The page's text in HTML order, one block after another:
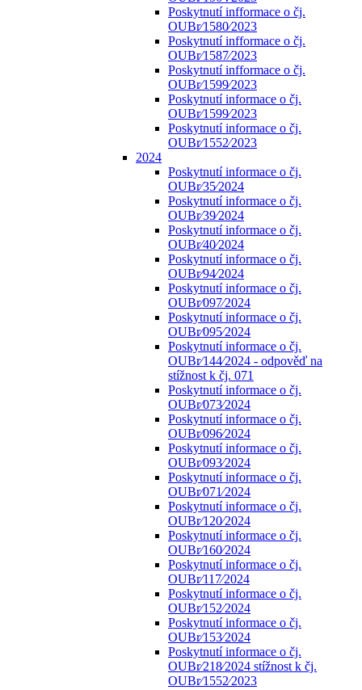
Poskytnutí infformace o čj.
OUBr⁄1580⁄2023
Poskytnutí infformace o čj.
OUBr⁄1587⁄2023
Poskytnutí infformace o čj.
OUBr⁄1599⁄2023
Poskytnutí informace o čj.
OUBr⁄1599⁄2023
Poskytnutí informace o čj.
OUBr⁄1552⁄2023
2024
Poskytnutí informace o čj.
OUBr⁄35⁄2024
Poskytnutí informace o čj.
OUBr⁄39⁄2024
Poskytnutí informace o čj.
OUBr⁄40⁄2024
Poskytnutí informace o čj.
OUBr⁄94⁄2024
Poskytnutí informace o čj.
OUBr⁄097⁄2024
Poskytnutí informace o čj.
OUBr⁄095⁄2024
Poskytnutí informace o čj.
OUBr⁄144⁄2024 - odpověď na
stížnost k čj. 071
Poskytnutí informace o čj.
OUBr⁄073⁄2024
Poskytnutí informace o čj.
OUBr⁄096⁄2024
Poskytnutí informace o čj.
OUBr⁄093⁄2024
Poskytnutí informace o čj.
OUBr⁄071⁄2024
Poskytnutí informace o čj.
OUBr⁄120⁄2024
Poskytnutí informace o čj.
OUBr⁄160⁄2024
Poskytnutí informace o čj.
OUBr⁄117⁄2024
Poskytnutí informace o čj.
OUBr⁄152⁄2024
Poskytnutí informace o čj.
OUBr⁄153⁄2024
Poskytnutí informace o čj.
OUBr⁄218⁄2024 stížnost k čj.
OUBr⁄1552⁄2023